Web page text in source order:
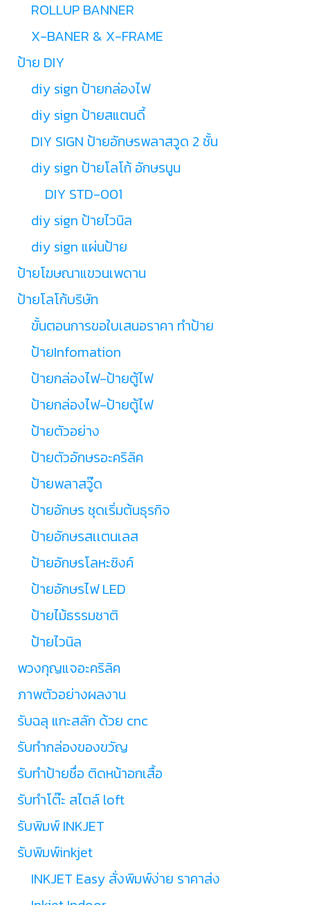
ROLLUP BANNER
X-BANER & X-FRAME
ป้าย DIY
diy sign ป้ายกล่องไฟ
diy sign ป้ายสแตนดี้
DIY SIGN ป้ายอักษรพลาสวูด 2 ชั้น
diy sign ป้ายโลโก้ อักษรนูน
DIY STD-001
diy sign ป้ายไวนิล
diy sign แผ่นป้าย
ป้ายโฆษณาแขวนเพดาน
ป้ายโลโก้บริษัท
ขั้นตอนการขอใบเสนอราคา ทำป้าย
ป้ายInfomation
ป้ายกล่องไฟ-ป้ายตู้ไฟ
ป้ายกล่องไฟ-ป้ายตู้ไฟ
ป้ายตัวอย่าง
ป้ายตัวอักษรอะคริลิค
ป้ายพลาสวู๊ด
ป้ายอักษร ชุดเริ่มต้นธุรกิจ
ป้ายอักษรสเเตนเลส
ป้ายอักษรโลหะซิงค์
ป้ายอักษรไฟ LED
ป้ายไม้ธรรมชาติ
ป้ายไวนิล
พวงกุญแจอะคริลิค
ภาพตัวอย่างผลงาน
รับฉลุ แกะสลัก ด้วย cnc
รับทำกล่องของขวัญ
รับทำป้ายชื่อ ติดหน้าอกเสื้อ
รับทำโต๊ะ สไตล์ loft
รับพิมพ์ INKJET
รับพิมพ์inkjet
INKJET Easy สั่งพิมพ์ง่าย ราคาส่ง